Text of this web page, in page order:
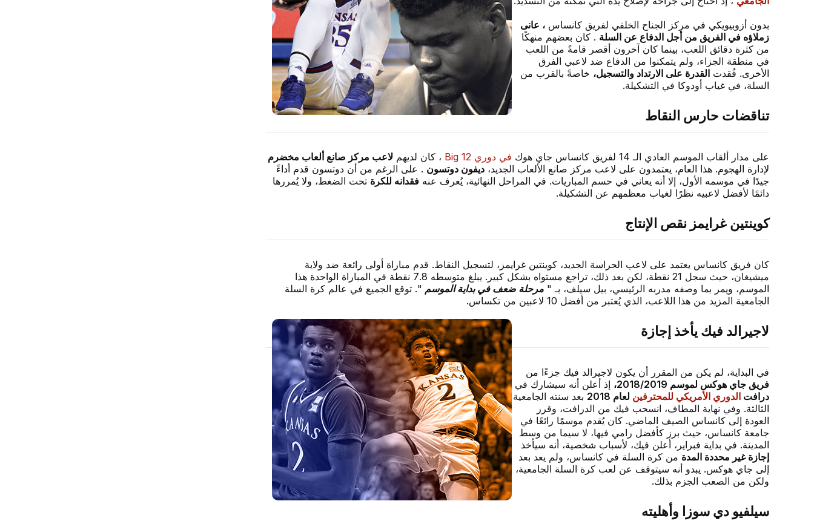
بدون أزوبيويكي في مركز الجناح الخلفي لفريق كانساس، عانى
زملاؤه في الفريق من أجل الدفاع عن السلة . كان بعضهم منهكًا
من كثرة دقائق اللعب، بينما كان آخرون أقصر قامةً من اللعب
في منطقة الجزاء، ولم يتمكنوا من الدفاع ضد لاعبي الفرق
الأخرى. فُقدتالقدرة على الارتداد والتسجيل، خاصةً بالقرب من
السلة، في غياب أودوكا في التشكيلة.
تناقضات حارس النقاط
على مدار ألقاب الموسم العادي الـ 14 لفريق كانساس جاي هوك في دوري Big 12 ، كان لديهملاعب مركز صانع ألعاب مخضرم
لإدارة الهجوم. هذا العام، يعتمدون على لاعب مركز صانع الألعاب الجديد،ديفون دوتسون . على الرغم من أن دوتسون قدم أداءً
جيدًا في موسمه الأول، إلا أنه يعاني في حسم المباريات. في المراحل النهائية، يُعرف عنهفقدانه للكرة تحت الضغط، ولا يُمررها
دائمًا لأفضل لاعبيه نظرًا لغياب معظمهم عن التشكيلة.
كوينتين غرايمز نقص الإنتاج
كان فريق كانساس يعتمد على لاعب الحراسة الجديد، كوينتين غرايمز، لتسجيل النقاط. قدم مباراة أولى رائعة ضد ولاية
ميشيغان، حيث سجل 21 نقطة، لكن بعد ذلك، تراجع مستواه بشكل كبير. يبلغ متوسطه 7.8 نقطة في المباراة الواحدة هذا
الموسم، ويمر بما وصفه مدربه الرئيسي، بيل سيلف، بـ "مرحلة ضعف في بداية الموسم ". توقع الجميع في عالم كرة السلة
الجامعية المزيد من هذا اللاعب، الذي يُعتبر من أفضل 10 لاعبين من تكساس.
لاجيرالد فيك يأخذ إجازة
في البداية، لم يكن من المقرر أن يكون لاجيرالد فيك جزءًا من
فريق جاي هوكس لموسم 2018/2019،
إذ أعلن أنه سيشارك في
درافتالدوري الأمريكي للمحترفين لعام 2018
بعد سنته الجامعية
الثالثة. وفي نهاية المطاف، انسحب فيك من الدرافت، وقرر
العودة إلى كانساس الصيف الماضي. كان يُقدم موسمًا رائعًا في
جامعة كانساس، حيث برز كأفضل رامي فيها، لا سيما من وسط
المدينة. في بداية فبراير، أعلن فيك، لأسباب شخصية، أنه سيأخذ
إجازة غير محددة المدة من كرة السلة في كانساس، ولم يعد بعد
إلى جاي هوكس. يبدو أنه سيتوقف عن لعب كرة السلة الجامعية،
ولكن من الصعب الجزم بذلك.
سيلفيو دي سوزا وأهليته